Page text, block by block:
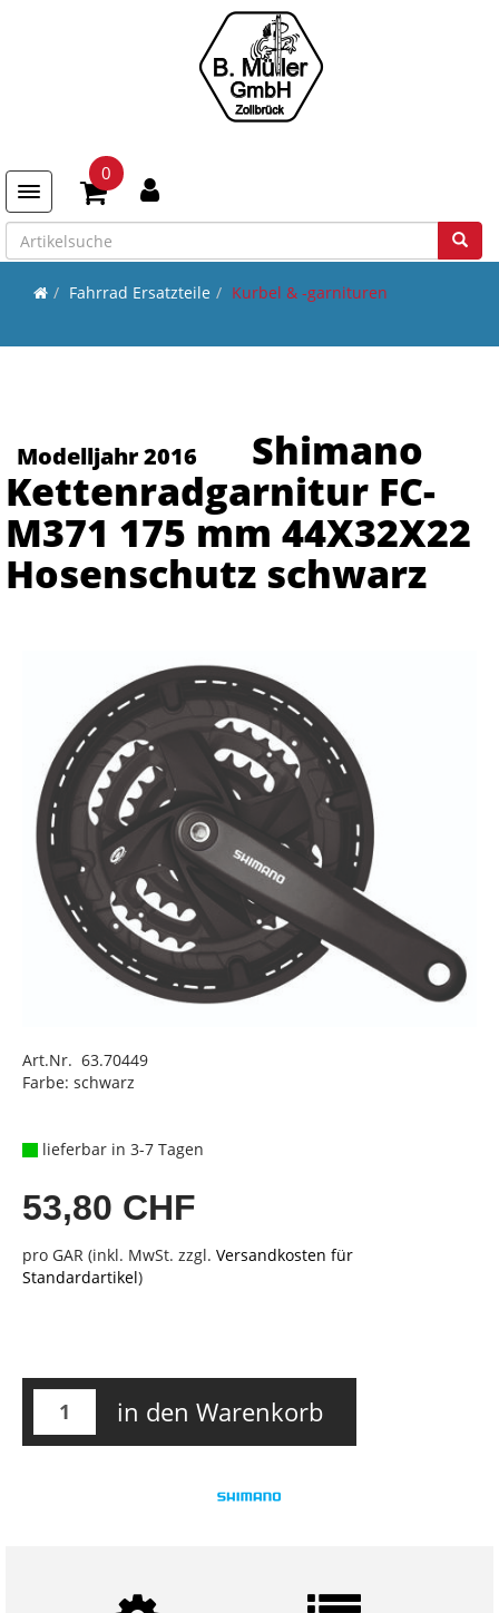
Toggle navigation
0
Fahrrad Ersatzteile Kurbel & -garnituren
Modelljahr 2016
Shimano
Kettenradgarnitur FC-
M371 175 mm 44X32X22
Hosenschutz schwarz
Art.Nr. 63.70449
Farbe: schwarz
lieferbar in 3-7 Tagen
53,80 CHF
pro GAR (inkl. MwSt. zzgl. Versandkosten für
Standardartikel)
in den Warenkorb